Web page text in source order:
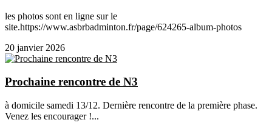
les photos sont en ligne sur le
site.https://www.asbrbadminton.fr/page/624265-album-photos
20 janvier 2026
Prochaine rencontre de N3
à domicile samedi 13/12. Dernière rencontre de la première phase.
Venez les encourager !...